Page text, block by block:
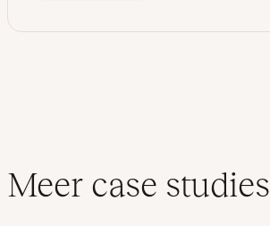
Meer case studies